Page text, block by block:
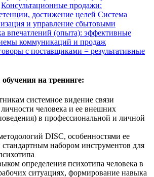
Консультационные продажи:
достижение целей Система
и управление сбытовыми
впечатлений (опыта): эффективные
коммуникаций и продаж
с поставщиками = результативные
на тренинге:
системное видение связи
человека и ее внешних
в профессиональной и личной
DISC, особенностями ее
набором инструментов для
определения психотипа человека в
ситуациях, формирование навыка